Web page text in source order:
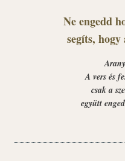
Ne engedd
segíts,
A vers és
csak a
együtt